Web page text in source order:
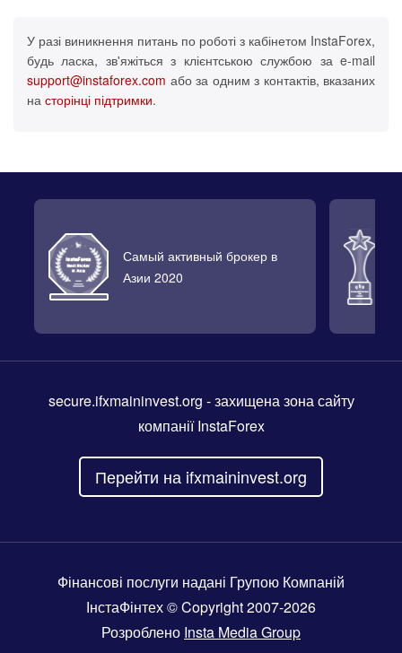
У разі виникнення питань по роботі з кабінетом InstaForex,
будь ласка, зв'яжіться з клієнтською службою за e-mail
support@instaforex.com або за одним з контактів, вказаних
на сторінці підтримки.
Самый активный брокер в
Азии 2020
secure.ifxmaininvest.org - захищена зона сайту
компанії InstaForex
Перейти на ifxmaininvest.org
Фінансові послуги надані Групою Компаній
ІнстаФінтех © Copyright 2007-2026
Розроблено Insta Media Group